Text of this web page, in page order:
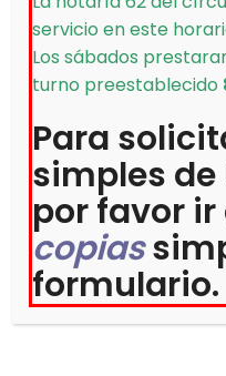
[1]Artículo 73 del decreto
Cédula de Ciudadanía
Pasos del trámite:
Acercarse a la Notaría.
servicio en este
Los sábados
turno preestablecido
Para
simples
por favor ir
copias
formulario.